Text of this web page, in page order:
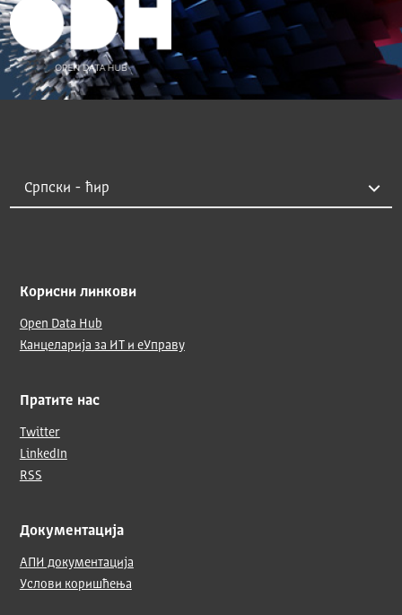
Корисни линкови
Open Data Hub
Канцеларија за ИТ и еУправу
Пратите нас
Twitter
LinkedIn
RSS
Документација
АПИ документација
Услови коришћења